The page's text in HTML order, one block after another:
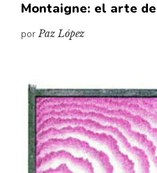
Montaigne: el arte
porPaz López